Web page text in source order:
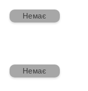
Немає
Немає